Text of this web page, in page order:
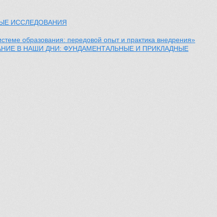
ИССЛЕДОВАНИЯ
образования: передовой опыт и практика внедрения»
В НАШИ ДНИ: ФУНДАМЕНТАЛЬНЫЕ И ПРИКЛАДНЫЕ